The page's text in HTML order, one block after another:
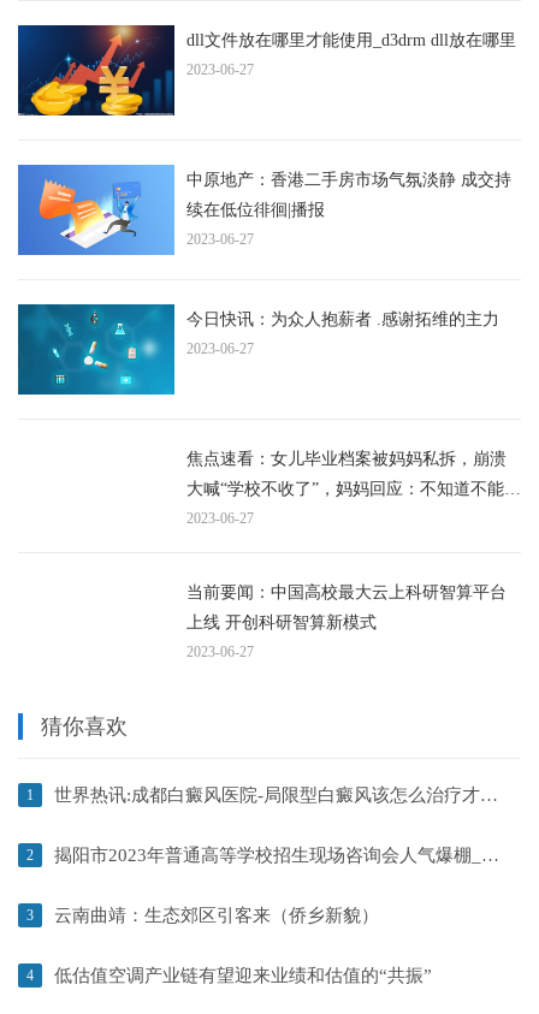
dll文件放在哪里才能使用_d3drm dll放在哪里
2023-06-27
中原地产：香港二手房市场气氛淡静 成交持
续在低位徘徊|播报
2023-06-27
今日快讯：为众人抱薪者 .感谢拓维的主力
2023-06-27
焦点速看：女儿毕业档案被妈妈私拆，崩溃
大喊“学校不收了”，妈妈回应：不知道不能
拆，事情已发生，解决就行了
2023-06-27
当前要闻：中国高校最大云上科研智算平台
上线 开创科研智算新模式
2023-06-27
猜你喜欢
1 世界热讯:成都白癜风医院-局限型白癜风该怎么治疗才好呢？
2 揭阳市2023年普通高等学校招生现场咨询会人气爆棚_世界观焦点
3 云南曲靖：生态郊区引客来（侨乡新貌）
4 低估值空调产业链有望迎来业绩和估值的“共振”